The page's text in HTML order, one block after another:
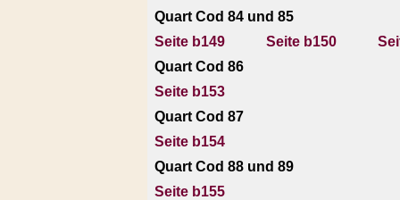
Quart Cod 84 und 85
Seite b149
Seite b150
Quart Cod 86
Seite b153
Quart Cod 87
Seite b154
Quart Cod 88 und 89
Seite b155